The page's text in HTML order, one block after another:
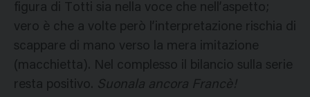
figura di Totti sia nella voce che nell’aspetto;
vero è che a volte però l’interpretazione rischia di
scappare di mano verso la mera imitazione
(macchietta). Nel complesso il bilancio sulla serie
resta positivo. Suonala ancora Francè!